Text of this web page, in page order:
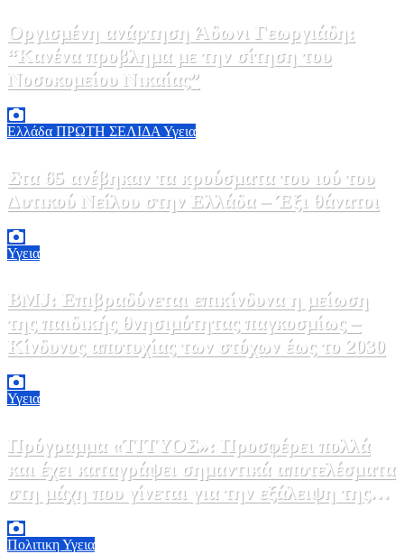
Οργισμένη ανάρτηση Άδωνι Γεωργιάδη:
“Κανένα προβλημα με την σίτηση του
Νοσοκομείου Νικαίας”
Ελλάδα ΠΡΩΤΗ ΣΕΛΙΔΑ Υγεια
Στα 65 ανέβηκαν τα κρούσματα του ιού του
Δυτικού Νείλου στην Ελλάδα – Έξι θάνατοι
Υγεια
BMJ: Επιβραδύνεται επικίνδυνα η μείωση
της παιδικής θνησιμότητας παγκοσμίως –
Κίνδυνος αποτυχίας των στόχων έως το 2030
Υγεια
Πρόγραμμα «ΤΙΤΥΟΣ»: Προσφέρει πολλά
και έχει καταγράψει σημαντικά αποτελέσματα
στη μάχη που γίνεται για την εξάλειψη της
ηπατίτιδας C
ΠολιτικηΥγεια